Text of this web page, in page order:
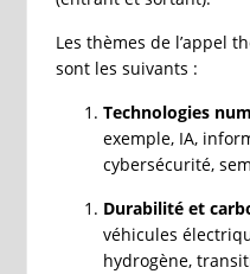
Les thèmes de l’appel
sont les suivants :
Technologies
exemple, IA,
cybersécurité,
Durabilité et
véhicules
hydrogène,